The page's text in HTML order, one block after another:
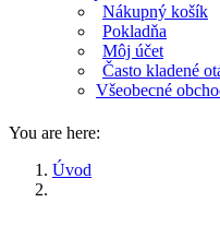
Nákupný košík
Pokladňa
Môj účet
Často kladené
Všeobecné
You are here:
Úvod